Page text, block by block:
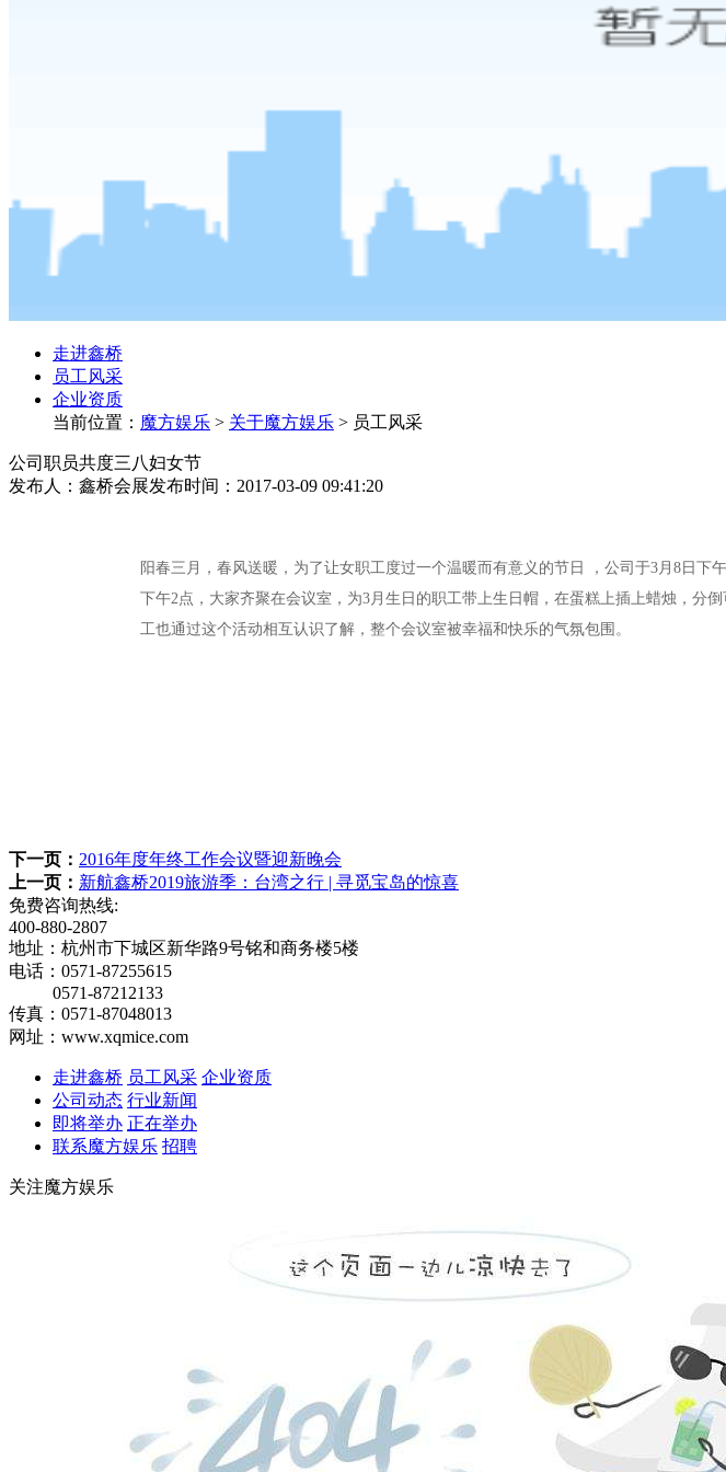
走进鑫桥
员工风采
企业资质
当前位置： 魔方娱乐 > 关于魔方娱乐 > 员工风采
公司职员共度三八妇女节
发布人：鑫桥会展发布时间：2017-03-09 09:41:20
阳春三月，春风送暖，为了让女职工度过一个温暖而有意义的节日 ，公司于3月8日下
下午2点，大家齐聚在会议室，为3月生日的职工带上生日帽，在蛋糕上插上蜡烛，分
工也通过这个活动相互认识了解，整个会议室被幸福和快乐的气氛包围。
下一页： 2016年度年终工作会议暨迎新晚会
上一页： 新航鑫桥2019旅游季：台湾之行 | 寻觅宝岛的惊喜
免费咨询热线:
400-880-2807
地址：杭州市下城区新华路9号铭和商务楼5楼
电话：0571-87255615
0571-87212133
传真：0571-87048013
网址：www.xqmice.com
走进鑫桥 员工风采 企业资质
公司动态 行业新闻
即将举办 正在举办
联系魔方娱乐 招聘
关注魔方娱乐